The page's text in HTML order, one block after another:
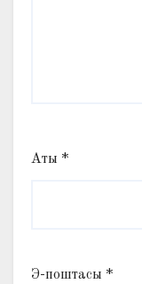
Аты *
Э-поштасы *